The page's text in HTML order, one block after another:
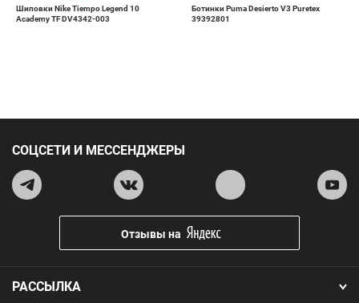
Шиповки Nike Tiempo Legend 10
Academy TF DV4342-003
Ботинки Puma Desierto V3 Puretex
39392801
РАССЫЛКА
СОЦСЕТИ И МЕССЕНДЖЕРЫ
Отзывы на